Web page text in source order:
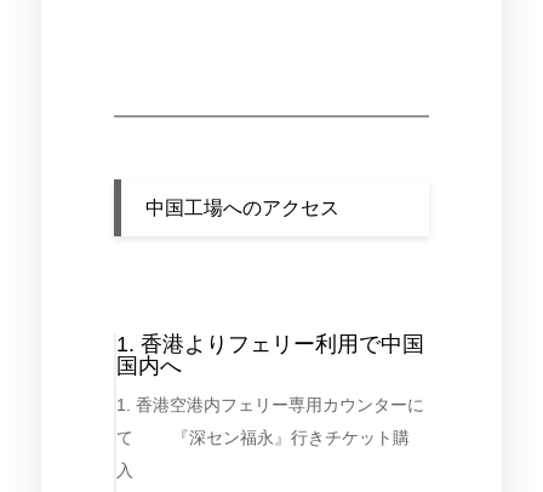
中国工場へのアクセス
1. 香港よりフェリー利用で中国
国内へ
1. 香港空港内フェリー専用カウンターに
て 『深セン福永』行きチケット購
入